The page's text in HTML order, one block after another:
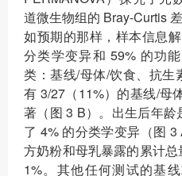
道微生物组的 Bray-Curtis
如预期的那样，样本信息
分类学变异和 59% 的功
类：基线/母体/饮食、抗生
有 3/27（11%）的基线/母
著（图 3 B）。出生后年
了 4% 的分类学变异（图
方奶粉和母乳暴露的累计
1%。其他任何测试的基